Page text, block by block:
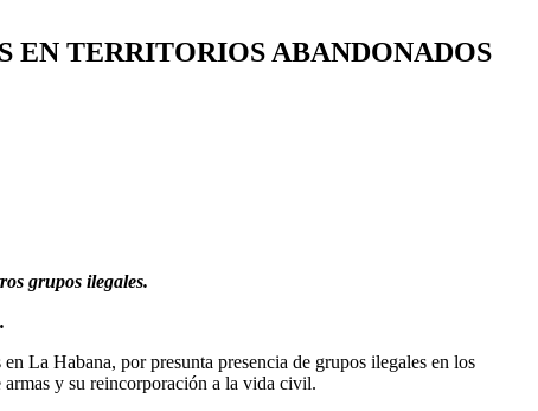
EN TERRITORIOS ABANDONADOS
grupos ilegales.
La Habana, por presunta presencia de grupos ilegales en los
armas y su reincorporación a la vida civil.